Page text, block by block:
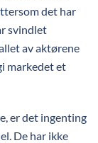
det har
svindlet
av aktørene
markedet et
er det ingenting
De har ikke